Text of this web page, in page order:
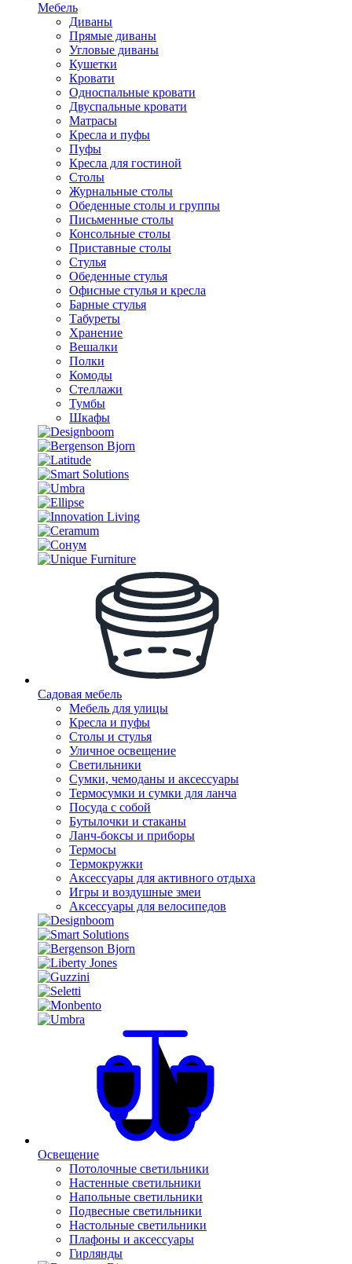
Мебель
Диваны
Прямые диваны
Угловые диваны
Кушетки
Кровати
Односпальные кровати
Двуспальные кровати
Матрасы
Кресла и пуфы
Пуфы
Кресла для гостиной
Столы
Журнальные столы
Обеденные столы и группы
Письменные столы
Консольные столы
Приставные столы
Стулья
Обеденные стулья
Офисные стулья и кресла
Барные стулья
Табуреты
Хранение
Вешалки
Полки
Комоды
Стеллажи
Тумбы
Шкафы
Садовая мебель
Мебель для улицы
Кресла и пуфы
Столы и стулья
Уличное освещение
Светильники
Сумки, чемоданы и аксессуары
Термосумки и сумки для ланча
Посуда с собой
Бутылочки и стаканы
Ланч-боксы и приборы
Термосы
Термокружки
Аксессуары для активного отдыха
Игры и воздушные змеи
Аксессуары для велосипедов
Освещение
Потолочные светильники
Настенные светильники
Напольные светильники
Подвесные светильники
Настольные светильники
Плафоны и аксессуары
Гирлянды